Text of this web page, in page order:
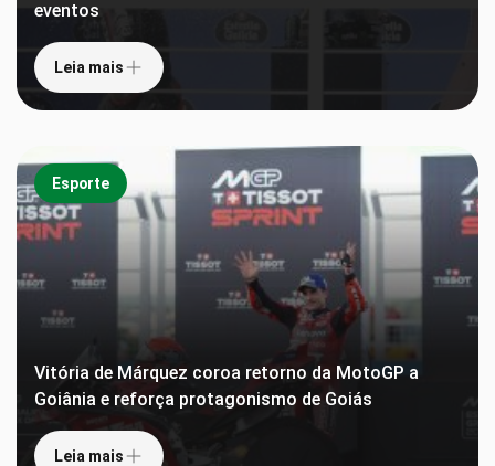
eventos
Leia mais
Esporte
Vitória de Márquez coroa retorno da MotoGP a
Goiânia e reforça protagonismo de Goiás
Leia mais